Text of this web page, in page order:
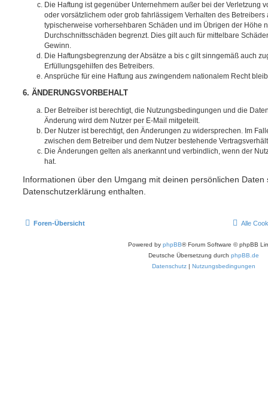
Die Haftung ist gegenüber Unternehmern außer bei der Verletzung
oder vorsätzlichem oder grob fahrlässigem Verhalten des Betreibers
typischerweise vorhersehbaren Schäden und im Übrigen der Höhe
Durchschnittsschäden begrenzt. Dies gilt auch für mittelbare
Gewinn.
Die Haftungsbegrenzung der Absätze a bis c gilt sinngemäß auch
Erfüllungsgehilfen des Betreibers.
Ansprüche für eine Haftung aus zwingendem nationalem Recht
6. ÄNDERUNGSVORBEHALT
Der Betreiber ist berechtigt, die Nutzungsbedingungen und die
Änderung wird dem Nutzer per E-Mail mitgeteilt.
Der Nutzer ist berechtigt, den Änderungen zu widersprechen. Im
zwischen dem Betreiber und dem Nutzer bestehende
Die Änderungen gelten als anerkannt und verbindlich, wenn der
hat.
Informationen über den Umgang mit deinen persönlichen Daten
Datenschutzerklärung enthalten.
Foren-Übersicht Alle
Powered by phpBB® Forum Software © phpBB
Deutsche Übersetzung durch phpBB.de
Datenschutz | Nutzungsbedingungen